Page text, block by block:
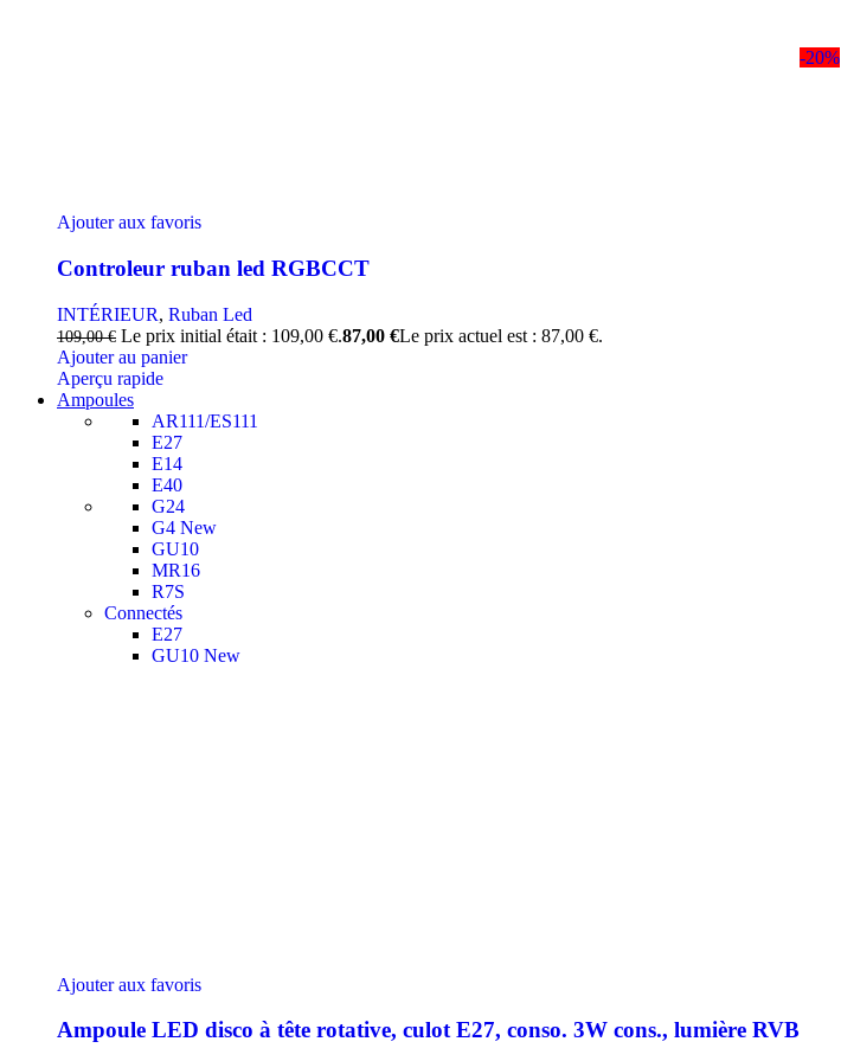
-20%
Ajouter aux favoris
Controleur ruban led RGBCCT
INTÉRIEUR, Ruban Led
109,00€ Le prix initial était : 109,00 €.87,00 €Le prix actuel est : 87,00 €.
Ajouter au panier
Aperçu rapide
Ampoules
AR111/ES111
E27
E14
E40
G24
G4 New
GU10
MR16
R7S
Connectés
E27
GU10 New
Ajouter aux favoris
Ampoule LED disco à tête rotative, culot E27, conso. 3W cons., lumière RVB